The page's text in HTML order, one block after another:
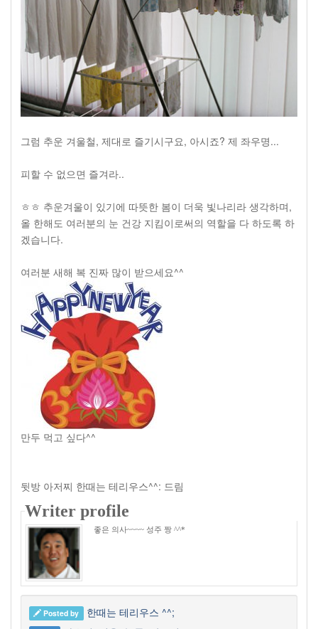
그럼 추운 겨울철, 제대로 즐기시구요, 아시죠? 제 좌우명...
피할 수 없으면 즐겨라..
ㅎㅎ 추운겨울이 있기에 따뜻한 봄이 더욱 빛나리라 생각하며,
올 한해도 여러분의 눈 건강 지킴이로써의 역할을 다 하도록 하
겠습니다.
여러분 새해 복 진짜 많이 받으세요^^
만두 먹고 싶다^^
뒷방 아저찌 한때는 테리우스^^: 드림
Writer profile
좋은 의사~~~~ 성주 짱 ^^*
Posted by 한때는 테리우스 ^^;